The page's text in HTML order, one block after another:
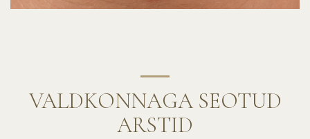
VALDKONNAGA SEOTUD
ARSTID